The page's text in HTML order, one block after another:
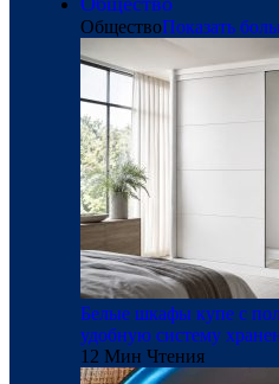
ОбществоПоказать
Белые шкафы купе с
удобную систему
12 Мин Чтения